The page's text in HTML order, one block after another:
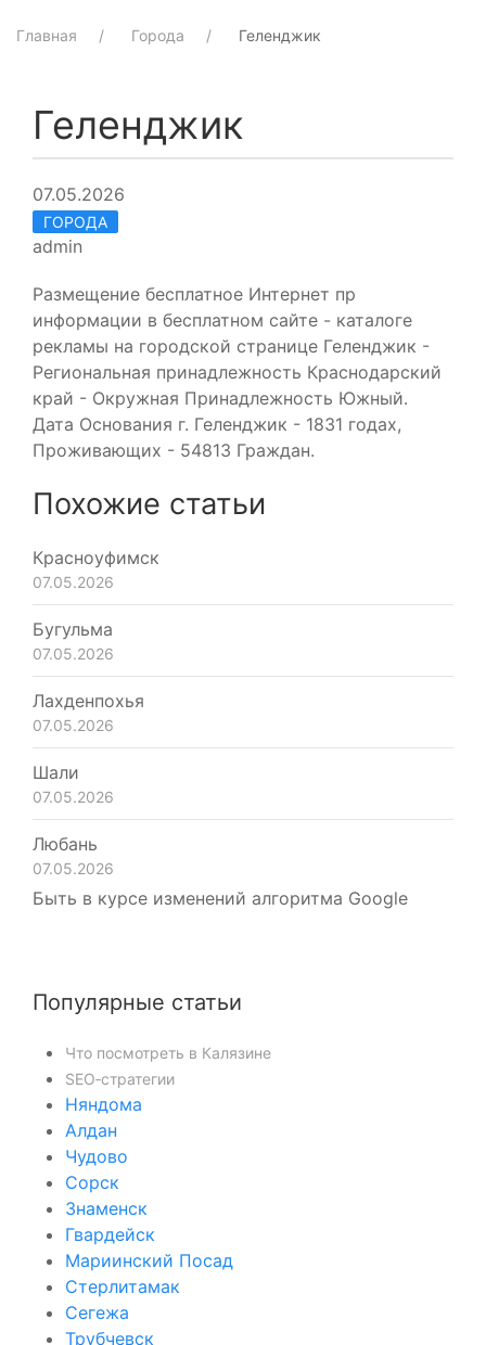
Главная Города Геленджик
Геленджик
07.05.2026
ГОРОДА
admin
Размещение бесплатное Интернет пр
информации в бесплатном сайте - каталоге
рекламы на городской странице Геленджик -
Региональная принадлежность Краснодарский
край - Окружная Принадлежность Южный.
Дата Основания г. Геленджик - 1831 годах,
Проживающих - 54813 Граждан.
Похожие статьи
Красноуфимск
07.05.2026
Бугульма
07.05.2026
Лахденпохья
07.05.2026
Шали
07.05.2026
Любань
07.05.2026
Быть в курсе изменений алгоритма Google
Популярные статьи
Что посмотреть в Калязине
SEO‑стратегии
Няндома
Алдан
Чудово
Сорск
Знаменск
Гвардейск
Мариинский Посад
Стерлитамак
Сегежа
Трубчевск